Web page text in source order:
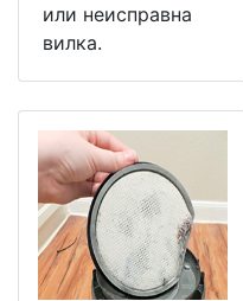
или неисправна
вилка.